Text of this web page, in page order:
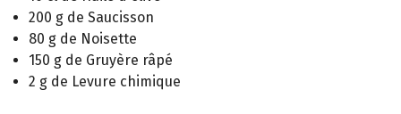
200 g de Saucisson
80 g de Noisette
150 g de Gruyère râpé
2 g de Levure chimique